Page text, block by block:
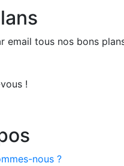
email tous nos bons
!
nous ?